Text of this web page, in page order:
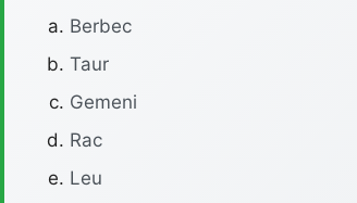
Berbec
Taur
Gemeni
Rac
Leu